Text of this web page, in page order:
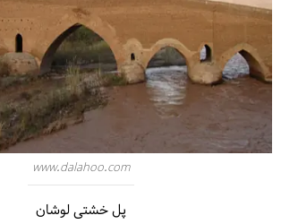
www.dalahoo.com
پل خشتی لوشان